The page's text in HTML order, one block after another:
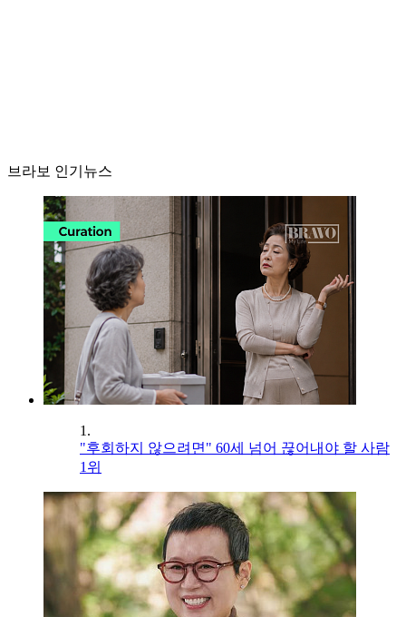
브라보 인기뉴스
1.
"후회하지 않으려면" 60세 넘어 끊어내야 할 사람
1위